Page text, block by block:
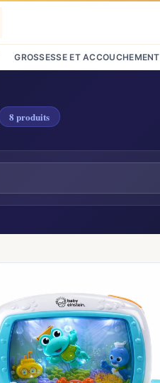
GROSSESSE ET ACCOUCHEMENT
8 produits